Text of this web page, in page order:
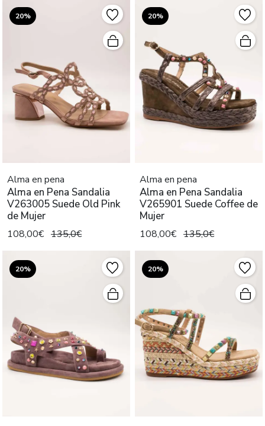
20%
Alma en pena
Alma en Pena Sandalia
V263005 Suede Old Pink
de Mujer
108,00€ 135,0€
20%
Alma en pena
Alma en Pena Sandalia
V265901 Suede Coffee de
Mujer
108,00€ 135,0€
20% 20%